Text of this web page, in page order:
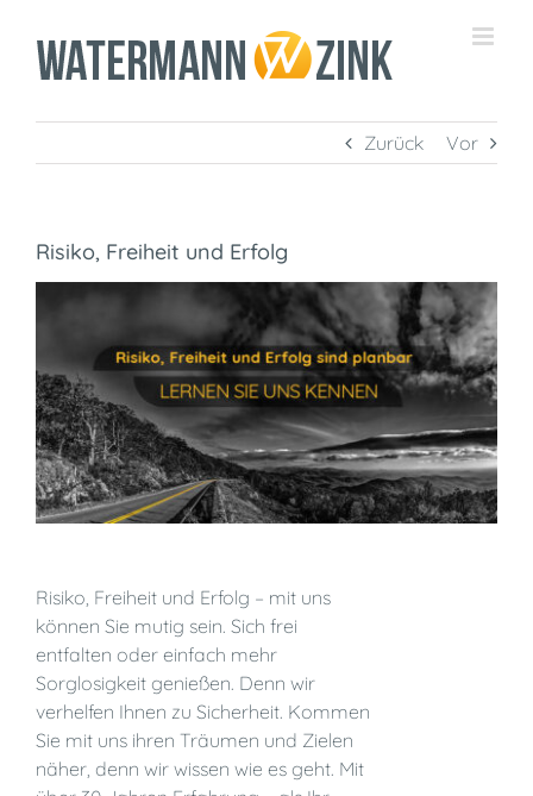
Inhalt
springen
Zurück Vor
Risiko, Freiheit und Erfolg
Risiko, Freiheit und Erfolg – mit uns
können Sie mutig sein. Sich frei
entfalten oder einfach mehr
Sorglosigkeit genießen. Denn wir
verhelfen Ihnen zu Sicherheit. Kommen
Sie mit uns ihren Träumen und Zielen
näher, denn wir wissen wie es geht. Mit